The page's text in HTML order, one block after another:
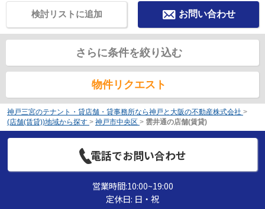
お問い合わせ
検討リストに追加
さらに条件を絞り込む
物件リクエスト
神戸三宮のテナント・貸店舗・貸事務所なら神戸と大阪の不動産株式会社 >
(店舗(賃貸))地域から探す > 神戸市中央区 > 雲井通の店舗(賃貸)
電話でお問い合わせ
営業時間:10:00~19:00
定休日: 日・祝